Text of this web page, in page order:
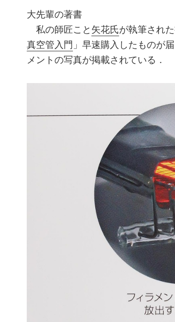
大先輩の著書
私の師匠こと矢花氏が執筆され
真空管入門 」早速購入したものが
メントの写真が掲載されている．